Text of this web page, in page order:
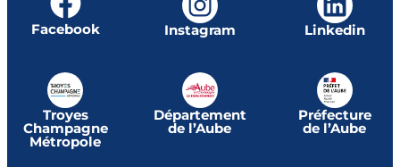
Facebook Instagram Linkedin
Troyes
Champagne
Métropole
Département
de l’Aube
Préfecture
de l’Aube